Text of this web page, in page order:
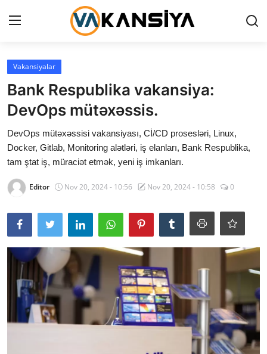
Login
Ana səhifə
Maliyyə
Əlaqə
AZ
Vakansiyalar
Bank Respublika vakansiya:
DevOps mütəxəssis.
DevOps mütəxəssisi vakansiyası, Cİ/CD prosesləri, Linux,
Docker, Gitlab, Monitoring alətləri, iş elanları, Bank Respublika,
tam ştat iş, müraciət etmək, yeni iş imkanları.
Editor Nov 20, 2024 - 10:56 Nov 20, 2024 - 10:58 0